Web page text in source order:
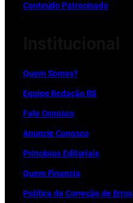
Conteúdo Patrocinado
Quem Somos?
Equipe Redação RS
Fale Conosco
Anuncie Conosco
Princípios Editoriais
Quem Financia
Política de Correção de Erros